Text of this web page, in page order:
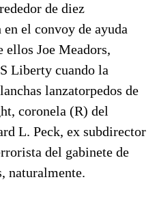
de diez
el convoy de ayuda
ellos Joe Meadors,
Liberty cuando la
lanzatorpedos de
coronela (R) del
L. Peck, ex subdirector
del gabinete de
naturalmente.